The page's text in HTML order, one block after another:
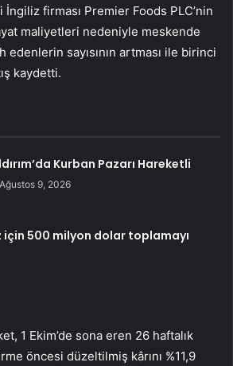
İngiliz firması Premier Foods PLC’nin
maliyetleri nedeniyle meskende
sayısının artması ile birinci
kaydetti.
Kurban Pazarı Hareketli
Ağustos 9, 2026
500 milyon dolar toplamayı
1 Ekim’de sona eren 26 haftalık
öncesi düzeltilmiş kârını %11,9